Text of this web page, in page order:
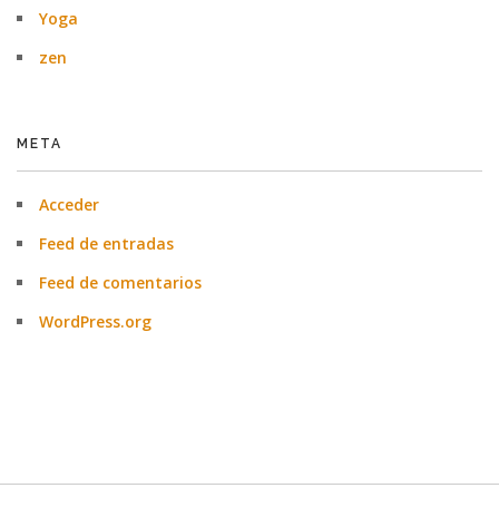
Yoga
zen
META
Acceder
Feed de entradas
Feed de comentarios
WordPress.org